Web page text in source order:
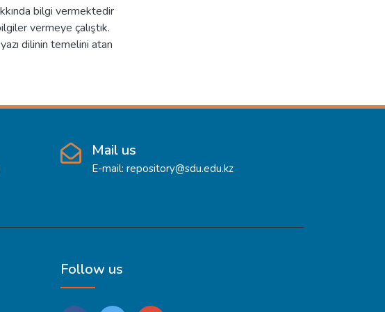
bilgi vermektedir
vermeye çalıştık.
dilinin temelini atan
Mail us
E-mail: repository@sdu.edu.kz
Follow us